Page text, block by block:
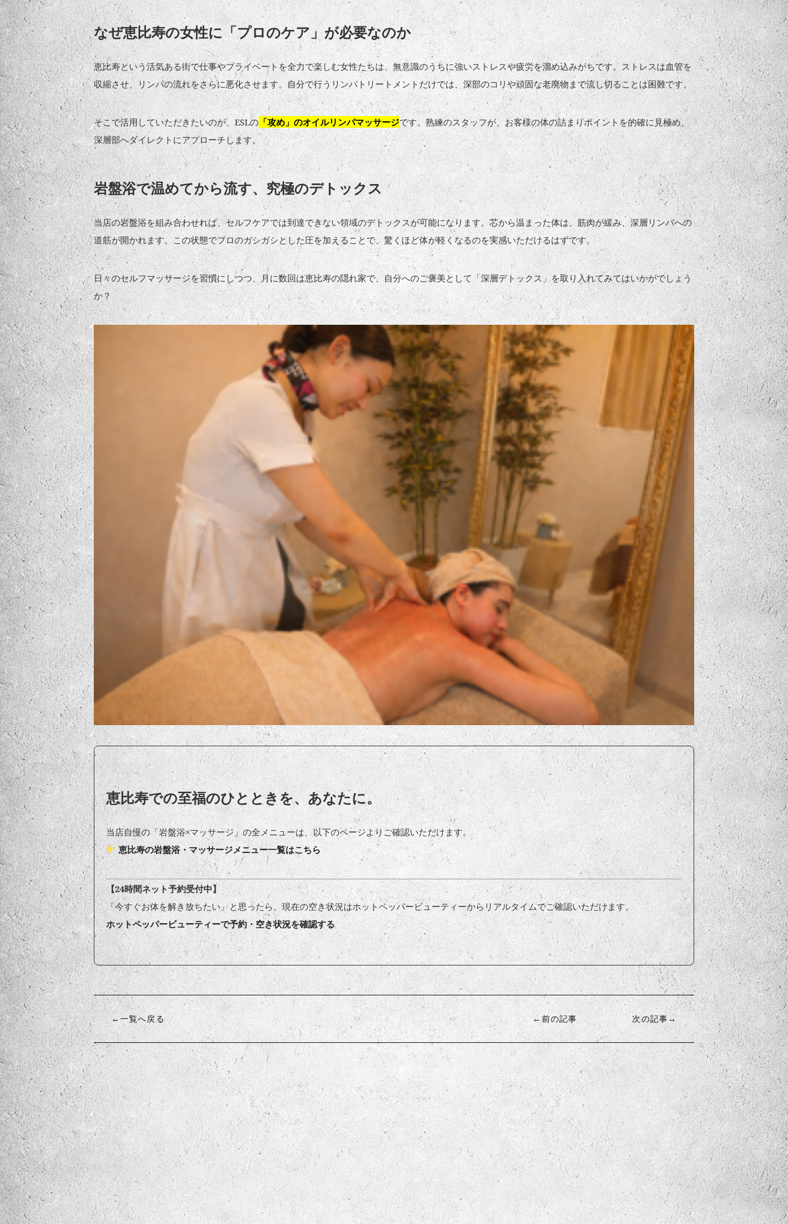
なぜ恵比寿の女性に「プロのケア」が必要なのか
恵比寿という活気ある街で仕事やプライベートを全力で楽しむ女性たちは、無意識のうちに強いストレスや疲労を溜め込みがちです。ストレスは血管を
収縮させ、リンパの流れをさらに悪化させます。自分で行うリンパトリートメントだけでは、深部のコリや頑固な老廃物まで流し切ることは困難です。
そこで活用していただきたいのが、ESLの 「攻め」のオイルリンパマッサージです。熟練のスタッフが、お客様の体の詰まりポイントを的確に見極め、
深層部へダイレクトにアプローチします。
岩盤浴で温めてから流す、究極のデトックス
当店の岩盤浴を組み合わせれば、セルフケアでは到達できない領域のデトックスが可能になります。芯から温まった体は、筋肉が緩み、深層リンパへの
道筋が開かれます。この状態でプロのガシガシとした圧を加えることで、驚くほど体が軽くなるのを実感いただけるはずです。
日々のセルフマッサージを習慣にしつつ、月に数回は恵比寿の隠れ家で、自分へのご褒美として「深層デトックス」を取り入れてみてはいかがでしょう
か？
恵比寿での至福のひとときを、あなたに。
当店自慢の「岩盤浴×マッサージ」の全メニューは、以下のページよりご確認いただけます。
恵比寿の岩盤浴・マッサージメニュー一覧はこちら
【24時間ネット予約受付中】
「今すぐお体を解き放ちたい」と思ったら。現在の空き状況はホットペッパービューティーからリアルタイムでご確認いただけます。
ホットペッパービューティーで予約・空き状況を確認する
←一覧へ戻る ←前の記事 次の記事→